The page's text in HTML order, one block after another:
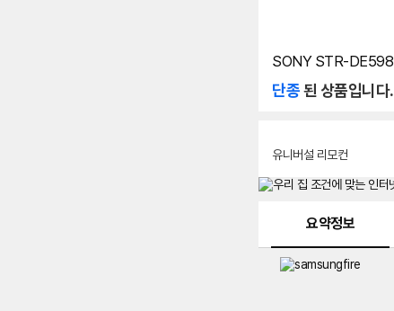
SONY STR-DE598
단종된 상품입니다.
유니버설 리모컨
요약정보